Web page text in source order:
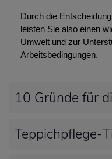
Durch die
leisten Sie also einen
Umwelt und zur
Arbeitsbedingungen.
10 Gründe für
Teppichpflege-